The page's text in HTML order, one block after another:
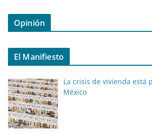
Opinión
El Manifiesto
La crisis de vivienda está
México